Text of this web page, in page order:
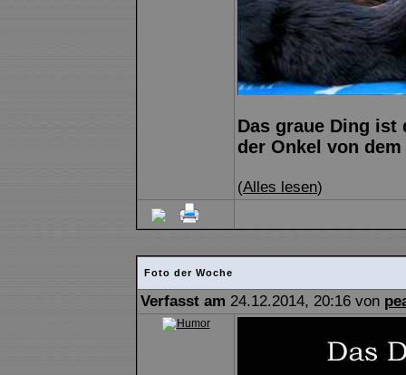
Das graue Ding ist
der Onkel von
(Alles lesen)
Foto der Woche
Verfasst am 24.12.2014, 20:16 von